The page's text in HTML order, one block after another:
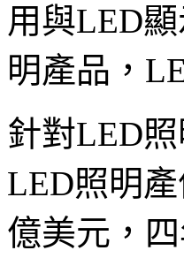
用與LED
明產品，
針對LED
LED照明
億美元，